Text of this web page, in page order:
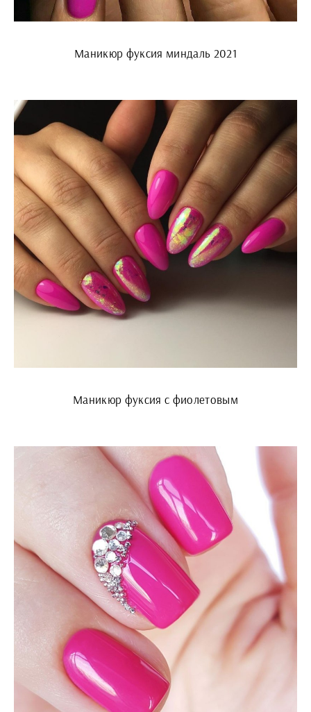
Маникюр фуксия миндаль 2021
Маникюр фуксия с фиолетовым